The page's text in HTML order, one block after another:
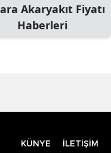
Akaryakıt Fiyatı
Haberleri
KÜNYE İLETİŞİM